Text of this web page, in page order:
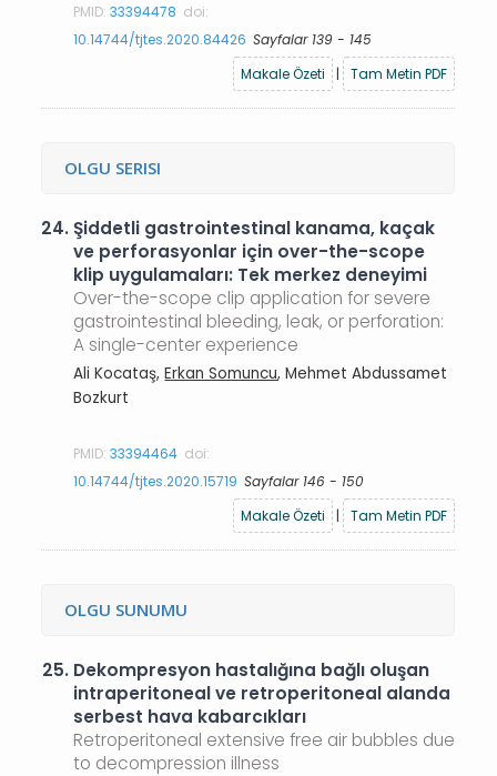
PMID:33394478 doi:
10.14744/tjtes.2020.84426 Sayfalar 139 - 145
Makale Özeti
| Tam Metin PDF
OLGU SERISI
24.Şiddetli gastrointestinal kanama, kaçak
ve perforasyonlar için over-the-scope
klip uygulamaları: Tek merkez deneyimi
Over-the-scope clip application for severe
gastrointestinal bleeding, leak, or perforation:
A single-center experience
Ali Kocataş,Erkan Somuncu, Mehmet Abdussamet
Bozkurt
PMID:33394464 doi:
10.14744/tjtes.2020.15719 Sayfalar 146 - 150
Makale Özeti
| Tam Metin PDF
OLGU SUNUMU
25. Dekompresyon hastalığına bağlı oluşan
intraperitoneal ve retroperitoneal alanda
serbest hava kabarcıkları
Retroperitoneal extensive free air bubbles due
to decompression illness